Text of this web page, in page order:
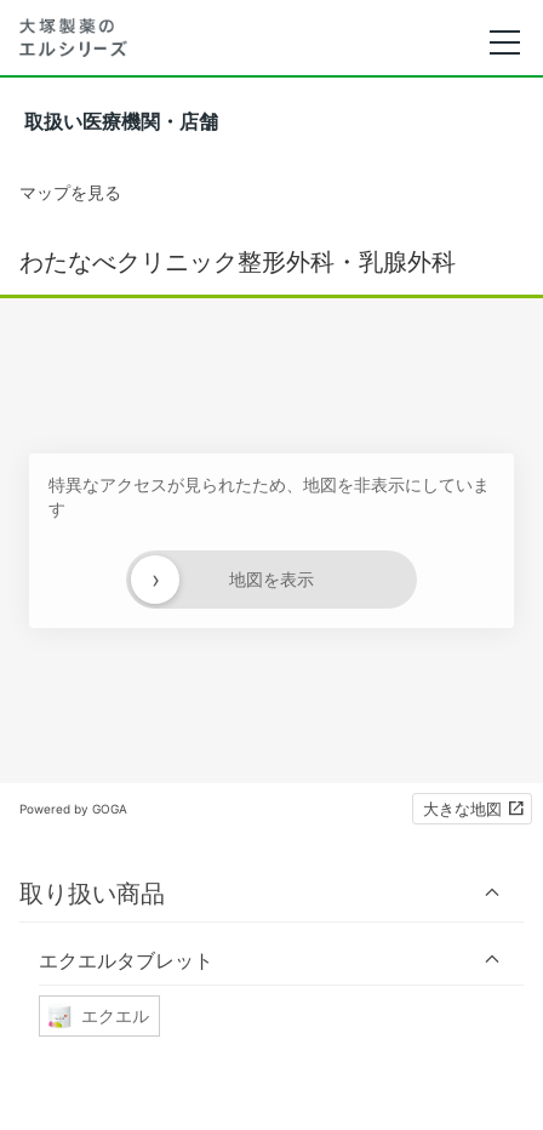
取扱い医療機関・店舗
マップを見る
わたなべクリニック整形外科・乳腺外科
特異なアクセスが見られたため、地図を非表示にしていま
す
地図を表示
›
Powered by GOGA 大きな地図
取り扱い商品
エクエルタブレット
エクエル